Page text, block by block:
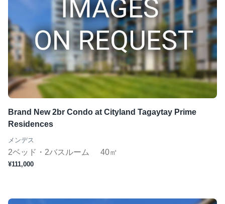
Brand New 2br Condo at Cityland Tagaytay Prime
Residences
メンデス
2ベッド・2バスルーム 40㎡
¥111,000